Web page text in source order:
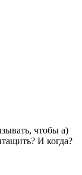
чтобы а)
И когда?